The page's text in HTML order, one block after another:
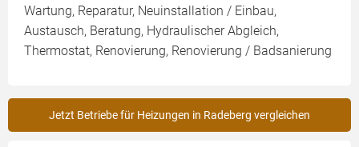
Wartung, Reparatur, Neuinstallation / Einbau,
Austausch, Beratung, Hydraulischer Abgleich,
Thermostat, Renovierung, Renovierung / Badsanierung
Jetzt Betriebe für Heizungen in Radeberg vergleichen